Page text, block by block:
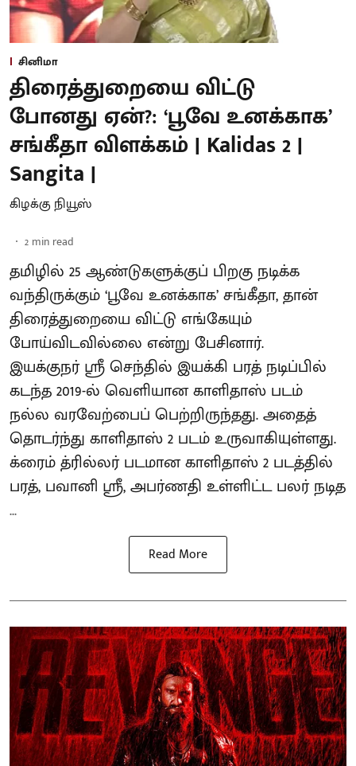
சினிமா
திரைத்துறையை விட்டு
போனது ஏன்?: ‘பூவே உனக்காக’
சங்கீதா விளக்கம் | Kalidas 2 |
Sangita |
கிழக்கு நியூஸ்
2 min read
தமிழில் 25 ஆண்டுகளுக்குப் பிறகு நடிக்க
வந்திருக்கும் ‘பூவே உனக்காக’ சங்கீதா, தான்
திரைத்துறையை விட்டு எங்கேயும்
போய்விடவில்லை என்று பேசினார்.
இயக்குநர் ஸ்ரீ செந்தில் இயக்கி பரத் நடிப்பில்
கடந்த 2019-ல் வெளியான காளிதாஸ் படம்
நல்ல வரவேற்பைப் பெற்றிருந்தது. அதைத்
தொடர்ந்து காளிதாஸ் 2 படம் உருவாகியுள்ளது.
க்ரைம் த்ரில்லர் படமான காளிதாஸ் 2 படத்தில்
பரத், பவானி ஸ்ரீ, அபர்ணதி உள்ளிட்ட பலர் நடித
...
Read More